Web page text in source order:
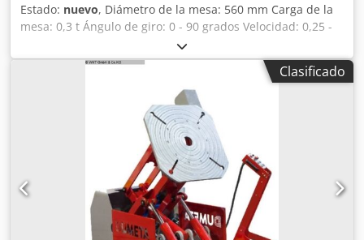
Estado: nuevo, Diámetro de la mesa: 560 mm Carga de la
mesa: 0,3 t Ángulo de giro: 0 - 90 grados Velocidad: 0,25 -
4,0 RPM Par de torsión: 360 Nm Corriente de soldadura:
500 amperios Consumo total de energía: 0,4 / manual kW
Dsdpfx Asfv Axqom Aock • Caja de cambios autoblocante,
por lo que no hay movimiento de avance ni retroceso con
carga excéntrica. • Componentes electrónicos de
Schneider, Siemens y Delta. • Velocidad variable
controlada por frecuencia del plato giratorio. • Alta
estabilidad gracias a la construcción robusta. •
Transferencia de corriente de soldadura. • Certificado CE. •
Excelente relación calidad-precio. • La serie D-HBE se
suministra como versión estándar con un mando a
distancia por cable y un pedal.
Clasificado